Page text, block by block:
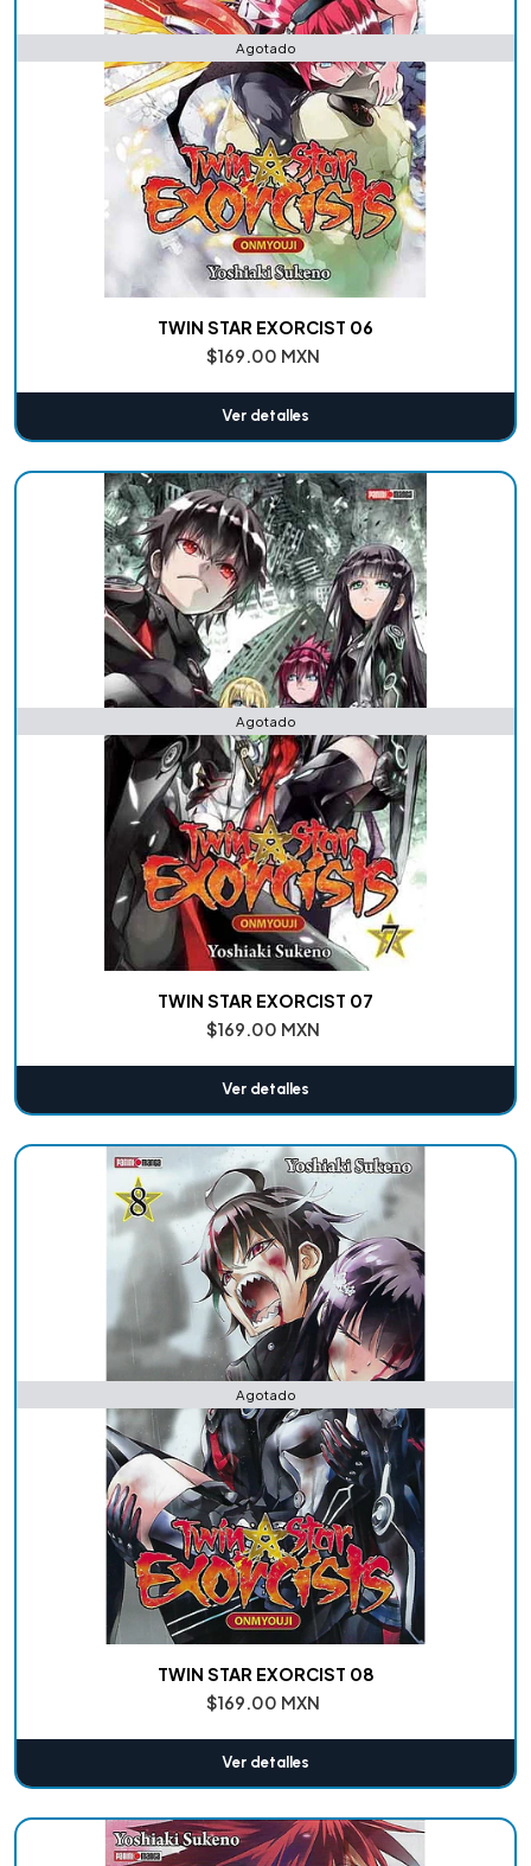
Agotado
TWIN STAR EXORCIST 06
$169.00 MXN
Ver detalles
Agotado
TWIN STAR EXORCIST 07
$169.00 MXN
Ver detalles
Agotado
TWIN STAR EXORCIST 08
$169.00 MXN
Ver detalles